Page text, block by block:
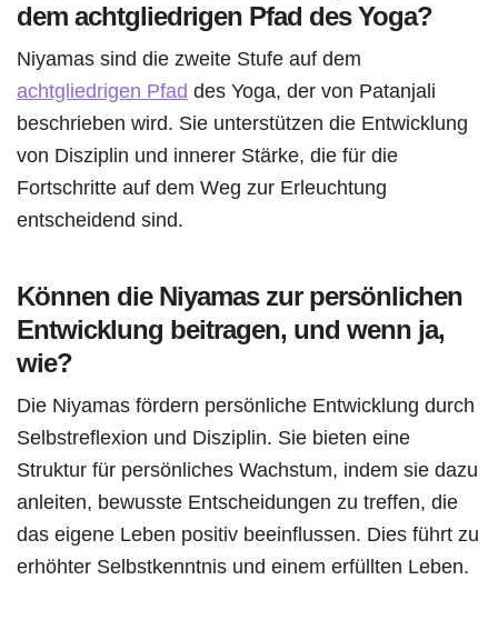
dem achtgliedrigen Pfad des Yoga?
Niyamas sind die zweite Stufe auf dem
achtgliedrigen Pfad des Yoga, der von Patanjali
beschrieben wird. Sie unterstützen die Entwicklung
von Disziplin und innerer Stärke, die für die
Fortschritte auf dem Weg zur Erleuchtung
entscheidend sind.
Können die Niyamas zur persönlichen
Entwicklung beitragen, und wenn ja,
wie?
Die Niyamas fördern persönliche Entwicklung durch
Selbstreflexion und Disziplin. Sie bieten eine
Struktur für persönliches Wachstum, indem sie dazu
anleiten, bewusste Entscheidungen zu treffen, die
das eigene Leben positiv beeinflussen. Dies führt zu
erhöhter Selbstkenntnis und einem erfüllten Leben.